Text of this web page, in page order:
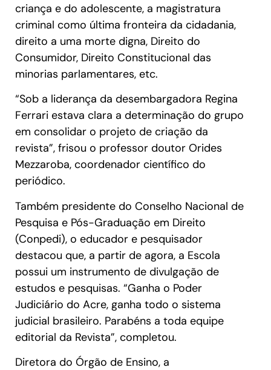
criança e do adolescente, a magistratura
criminal como última fronteira da cidadania,
direito a uma morte digna, Direito do
Consumidor, Direito Constitucional das
minorias parlamentares, etc.
“Sob a liderança da desembargadora Regina
Ferrari estava clara a determinação do grupo
em consolidar o projeto de criação da
revista”, frisou o professor doutor Orides
Mezzaroba, coordenador científico do
periódico.
Também presidente do Conselho Nacional de
Pesquisa e Pós-Graduação em Direito
(Conpedi), o educador e pesquisador
destacou que, a partir de agora, a Escola
possui um instrumento de divulgação de
estudos e pesquisas. “Ganha o Poder
Judiciário do Acre, ganha todo o sistema
judicial brasileiro. Parabéns a toda equipe
editorial da Revista”, completou.
Diretora do Órgão de Ensino, a